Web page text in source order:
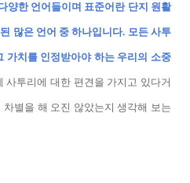
양한 언어들이며 표준어란 단지 원활
많은 언어 중 하나입니다. 모든 사투
가치를 인정받아야 하는 우리의 소중
사투리에 대한 편견을 가지고 있다거
별을 해 오진 않았는지 생각해 보는